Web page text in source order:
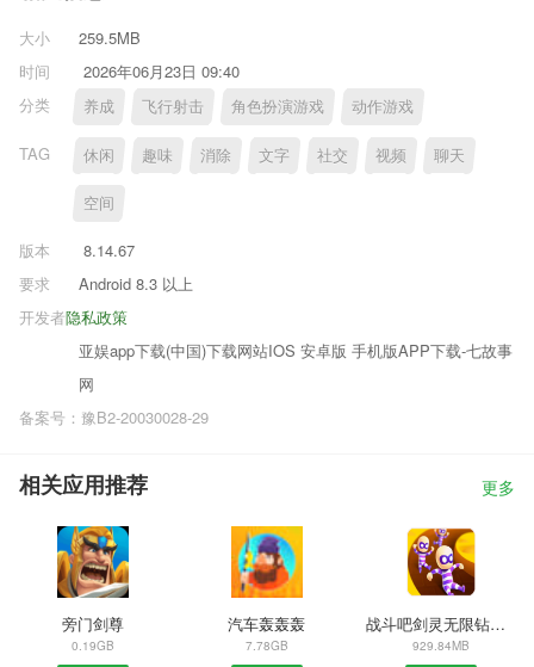
大小
259.5MB
时间
2026年06月23日 09:40
分类
养成 飞行射击 角色扮演游戏 动作游戏
TAG 休闲 趣味 消除 文字 社交 视频 聊天
空间
版本
8.14.67
要求
Android 8.3 以上
隐私政策
开发者
亚娱app下载(中国)下载网站IOS 安卓版 手机版APP下载-七故事
网
备案号：豫B2-20030028-29
相关应用推荐 更多
旁门剑尊
0.19GB
汽车轰轰轰
7.78GB
战斗吧剑灵无限钻石版
929.84MB